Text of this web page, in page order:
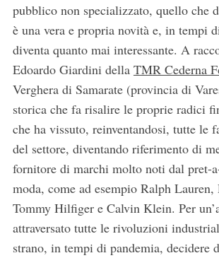
pubblico non specializzato, quello che
è una vera e propria novità e, in tempi
diventa quanto mai interessante. A
Edoardo Giardini della TMR Cederna
Verghera di Samarate (provincia di
storica che fa risalire le proprie radici
che ha vissuto, reinventandosi, tutte le
del settore, diventando riferimento di
fornitore di marchi molto noti dal pret-
moda, come ad esempio Ralph Lauren,
Tommy Hilfiger e Calvin Klein. Per
attraversato tutte le rivoluzioni
strano, in tempi di pandemia, decidere